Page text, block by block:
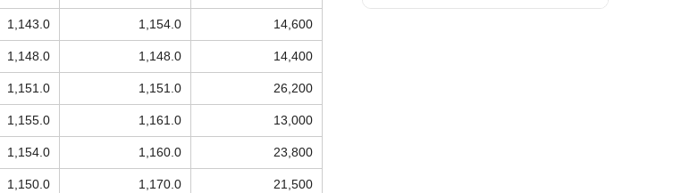
1,143.0 1,154.0 14,600
1,148.0 1,148.0 14,400
1,151.0 1,151.0 26,200
1,155.0 1,161.0 13,000
1,154.0 1,160.0 23,800
1,150.0 1,170.0 21,500